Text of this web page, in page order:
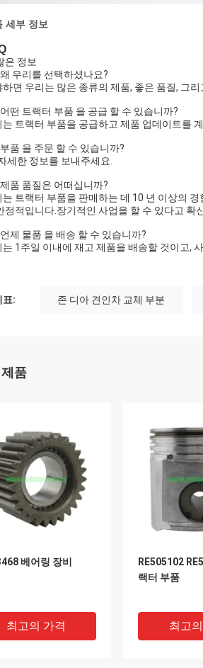
세부 정보
은 정보
우리를 선택하셨나요?
하면 우리는 많은 종류의 제품, 좋은 품질, 그
떤 트랙터 부품 을 공급 할 수 있습니까?
는 트랙터 부품을 공급하고 제품 업데이트를
품 을 주문 할 수 있습니까?
세한 정보를 보내주세요.
품 품질은 어떠십니까?
는 트랙터 부품을 판매하는 데 10 년 이상의
정적입니다.장기적인 사업을 할 수 있다고 확
제 물품 을 배송 할 수 있습니까?
는 1주일 이내에 재고 제품을 배송할 것이고,
표: 존 디아 견인차 교체 부분
품
베어링 장비
최고의 가격
RE505102
랙터 부품
최고